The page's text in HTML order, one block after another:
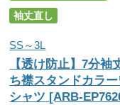
袖丈直し
SS～3L
【透け防止】7分袖
ち襟スタンドカラー
シャツ [ARB-